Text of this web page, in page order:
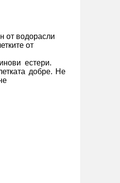
от водорасли
от
естери.
добре. Не